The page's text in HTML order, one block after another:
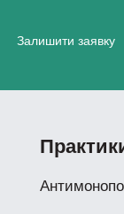
Залишити заявку